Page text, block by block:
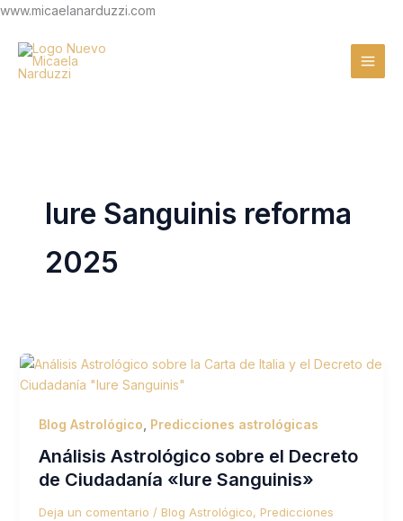
www.micaelanarduzzi.com
Iure Sanguinis reforma
2025
Blog Astrológico Predicciones astrológicas
Análisis Astrológico sobre el Decreto
de Ciudadanía «Iure Sanguinis»
Deja un comentario / Blog Astrológico, Predicciones